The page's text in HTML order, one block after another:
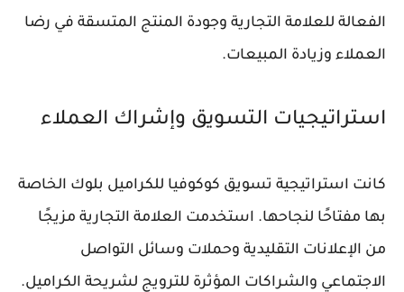
الفعالة للعلامة التجارية وجودة المنتج المتسقة في رضا
العملاء وزيادة المبيعات.
استراتيجيات التسويق وإشراك العملاء
كانت استراتيجية تسويق كوكوفيا للكراميل بلوك الخاصة
بها مفتاحًا لنجاحها. استخدمت العلامة التجارية مزيجًا
من الإعلانات التقليدية وحملات وسائل التواصل
الاجتماعي والشراكات المؤثرة للترويج لشريحة الكراميل.